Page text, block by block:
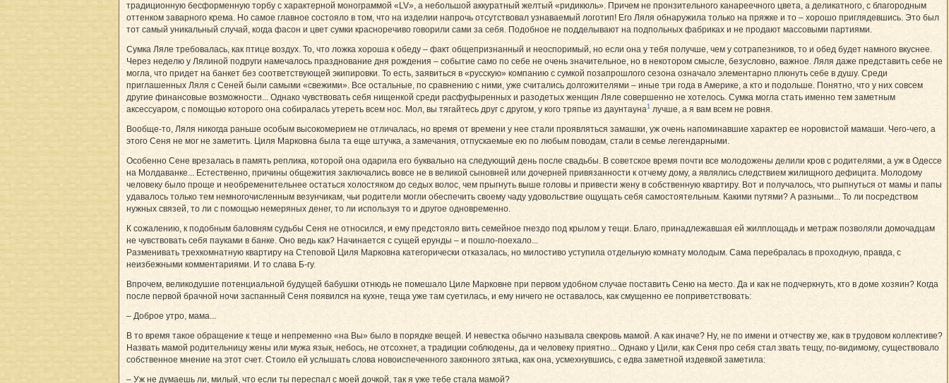
традиционную бесформенную торбу с характерной монограммой «LV», а небольшой аккуратный желтый «ридикюль». Причем не пронзительного канареечного цвета, а деликатного, с благородным
оттенком заварного крема. Но самое главное состояло в том, что на изделии напрочь отсутствовал узнаваемый логотип! Его Ляля обнаружила только на пряжке и то – хорошо приглядевшись. Это был
тот самый уникальный случай, когда фасон и цвет сумки красноречиво говорили сами за себя. Подобное не подделывают на подпольных фабриках и не продают массовыми партиями.
Сумка Ляле требовалась, как птице воздух. То, что ложка хороша к обеду – факт общепризнанный и неоспоримый, но если она у тебя получше, чем у сотрапезников, то и обед будет намного вкуснее.
Через неделю у Лялиной подруги намечалось празднование дня рождения – событие само по себе не очень значительное, но в некотором смысле, безусловно, важное. Ляля даже представить себе не
могла, что придет на банкет без соответствующей экипировки. То есть, заявиться в «русскую» компанию с сумкой позапрошлого сезона означало элементарно плюнуть себе в душу. Среди
приглашенных Ляля с Сеней были самыми «свежими». Все остальные, по сравнению с ними, уже считались долгожителями – иные три года в Америке, а кто и подольше. Понятно, что у них совсем
другие финансовые возможности... Однако чувствовать себя нищенкой среди расфуфыренных и разодетых женщин Ляле совершенно не хотелось. Сумка могла стать именно тем заметным
аксессуаром, с помощью которого она собиралась утереть всем нос. Мол, вы тягайтесь друг с другом, у кого тряпье из даунтауна1 лучше, а я вам всем не ровня.
Вообще-то, Ляля никогда раньше особым высокомерием не отличалась, но время от времени у нее стали проявляться замашки, уж очень напоминавшие характер ее норовистой мамаши. Чего-чего, а
этого Сеня не мог не заметить. Циля Марковна была та еще штучка, а замечания, отпускаемые ею по любым поводам, стали в семье легендарными.
Особенно Сене врезалась в память реплика, которой она одарила его буквально на следующий день после свадьбы. В советское время почти все молодожены делили кров с родителями, а уж в Одессе
на Молдаванке... Естественно, причины общежития заключались вовсе не в великой сыновней или дочерней привязанности к отчему дому, а являлись следствием жилищного дефицита. Молодому
человеку было проще и необременительнее остаться холостяком до седых волос, чем прыгнуть выше головы и привести жену в собственную квартиру. Вот и получалось, что рыпнуться от мамы и папы
удавалось только тем немногочисленным везунчикам, чьи родители могли обеспечить своему чаду удовольствие ощущать себя самостоятельным. Какими путями? А разными... То ли посредством
нужных связей, то ли с помощью немеряных денег, то ли используя то и другое одновременно.
К сожалению, к подобным баловням судьбы Сеня не относился, и ему предстояло вить семейное гнездо под крылом у тещи. Благо, принадлежавшая ей жилплощадь и метраж позволяли домочадцам
не чувствовать себя пауками в банке. Оно ведь как? Начинается с сущей ерунды – и пошло-поехало...
Разменивать трехкомнатную квартиру на Степовой Циля Марковна категорически отказалась, но милостиво уступила отдельную комнату молодым. Сама перебралась в проходную, правда, с
неизбежными комментариями. И то слава Б-гу.
Впрочем, великодушие потенциальной будущей бабушки отнюдь не помешало Циле Марковне при первом удобном случае поставить Сеню на место. Да и как не подчеркнуть, кто в доме хозяин? Когда
после первой брачной ночи заспанный Сеня появился на кухне, теща уже там суетилась, и ему ничего не оставалось, как смущенно ее поприветствовать:
– Доброе утро, мама...
В то время такое обращение к теще и непременно «на Вы» было в порядке вещей. И невестка обычно называла свекровь мамой. А как иначе? Ну, не по имени и отчеству же, как в трудовом коллективе?
Назвать мамой родительницу жены или мужа язык, небось, не отсохнет, а традиции соблюдены, да и человеку приятно... Однако у Цили, как Сеня про себя стал звать тещу, по-видимому, существовало
собственное мнение на этот счет. Стоило ей услышать слова новоиспеченного законного зятька, как она, усмехнувшись, с едва заметной издевкой заметила:
– Уж не думаешь ли, милый, что если ты переспал с моей дочкой, так я уже тебе стала мамой?